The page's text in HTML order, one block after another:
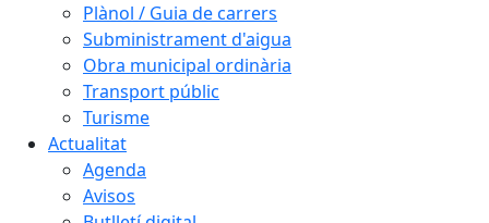
Plànol / Guia de carrers
Subministrament d'aigua
Obra municipal ordinària
Transport públic
Turisme
Actualitat
Agenda
Avisos